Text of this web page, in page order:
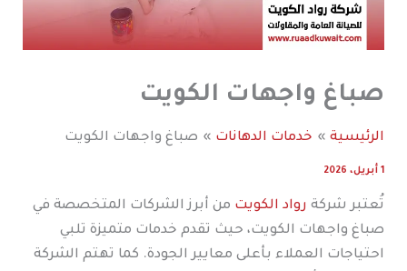
صباغ واجهات الكويت
الرئيسية خدمات الدهانات صباغ واجهات الكويت
1 أبريل، 2026
تُعتبر شركة رواد الكويت من أبرز الشركات المتخصصة في
صباغ واجهات الكويت، حيث تقدم خدمات متميزة تلبي
احتياجات العملاء بأعلى معايير الجودة. كما تهتم الشركة